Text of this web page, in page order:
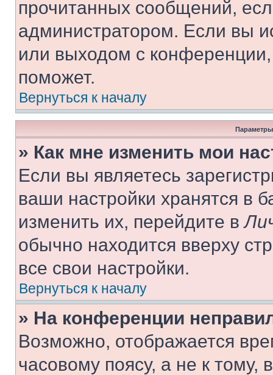
прочитанных сообщений,
администратором. Если вы
или выходом с
поможет.
Вернуться к началу
Параметры
» Как мне изменить мои
Если вы являетесь
ваши настройки хранятся в
изменить их, перейдите в
обычно находится вверху
все свои настройки.
Вернуться к началу
» На конференции
Возможно, отображается
часовому поясу, а не к тому,